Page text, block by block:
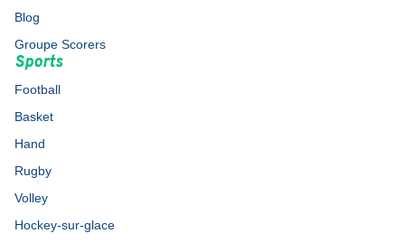
Blog
Groupe Scorers
Sports
Football
Basket
Hand
Rugby
Volley
Hockey-sur-glace